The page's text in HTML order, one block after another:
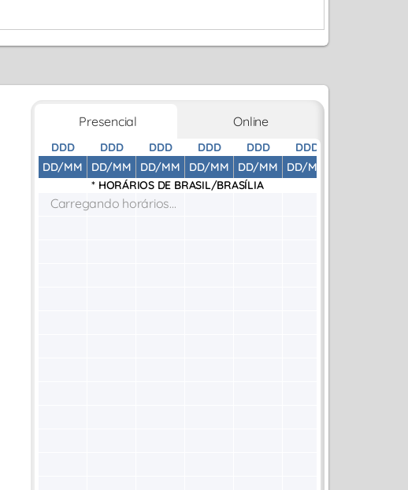
Presencial Online
DDD
DD/MM
DDD
DD/MM
DDD
DD/MM
DDD
DD/MM
DDD
DD/MM
DDD
DD/MM
* HORÁRIOS DE BRASIL/BRASÍLIA
Carregando horários...